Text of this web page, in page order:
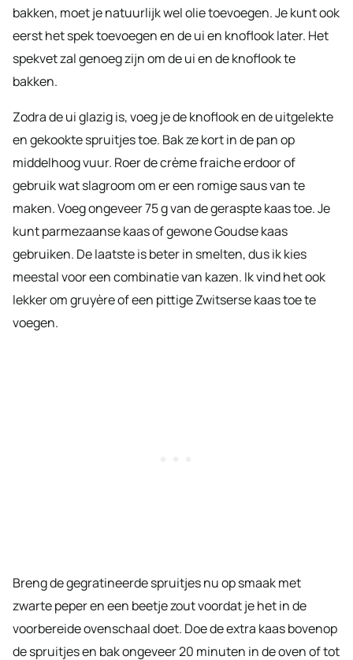
bakken, moet je natuurlijk wel olie toevoegen. Je kunt ook
eerst het spek toevoegen en de ui en knoflook later. Het
spekvet zal genoeg zijn om de ui en de knoflook te
bakken.
Zodra de ui glazig is, voeg je de knoflook en de uitgelekte
en gekookte spruitjes toe. Bak ze kort in de pan op
middelhoog vuur. Roer de crème fraiche erdoor of
gebruik wat slagroom om er een romige saus van te
maken. Voeg ongeveer 75 g van de geraspte kaas toe. Je
kunt parmezaanse kaas of gewone Goudse kaas
gebruiken. De laatste is beter in smelten, dus ik kies
meestal voor een combinatie van kazen. Ik vind het ook
lekker om gruyère of een pittige Zwitserse kaas toe te
voegen.
Breng de gegratineerde spruitjes nu op smaak met
zwarte peper en een beetje zout voordat je het in de
voorbereide ovenschaal doet. Doe de extra kaas bovenop
de spruitjes en bak ongeveer 20 minuten in de oven of tot